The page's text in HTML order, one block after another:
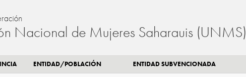
Nacional de Mujeres Saharauis (UNMS)
ENTIDAD/POBLACIÓN ENTIDAD SUBVENCIONADA